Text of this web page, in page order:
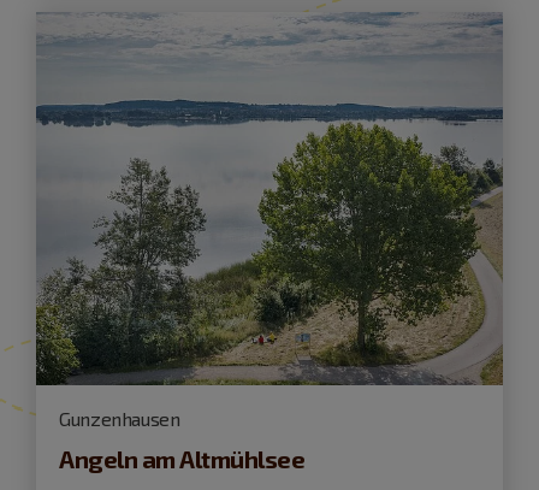
Gunzenhausen
Angeln am Altmühlsee